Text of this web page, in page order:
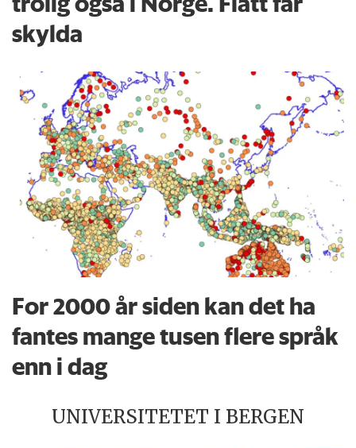
skylda
For 2000 år siden kan det ha
fantes mange tusen flere språk
enn i dag
UNIVERSITETET I BERGEN